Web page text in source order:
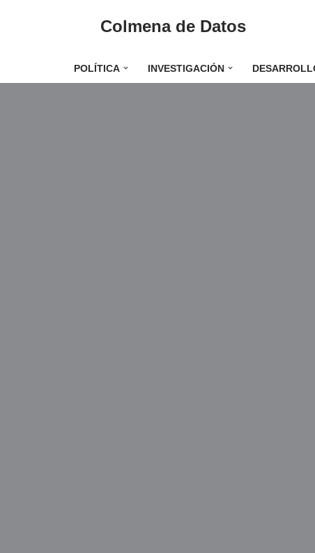
Colmena de Datos
POLÍTICA INVESTIGACIÓN